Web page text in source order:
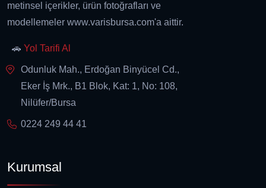
metinsel içerikler, ürün fotoğrafları ve
modellemeler www.varisbursa.com'a aittir.
🚗 Yol Tarifi Al
Odunluk Mah., Erdoğan Binyücel Cd.,
Eker İş Mrk., B1 Blok, Kat: 1, No: 108,
Nilüfer/Bursa
0224 249 44 41
Kurumsal